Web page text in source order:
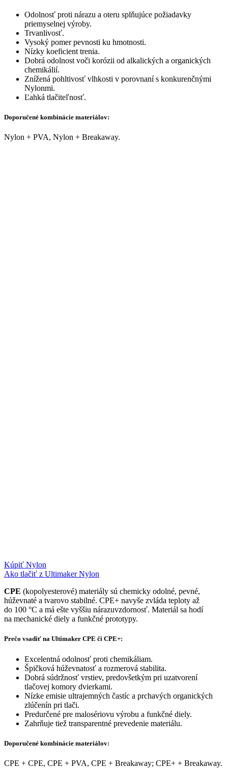
Odolnosť proti nárazu a oteru splňujúce požiadavky
priemyselnej výroby.
Trvanlivosť.
Vysoký pomer pevnosti ku hmotnosti.
Nízky koeficient trenia.
Dobrá odolnost voči korózii od alkalických a organických
chemikálií.
Znížená pohltivosť vlhkosti v porovnaní s konkurenčnými
Nylonmi.
Ľahká tlačiteľnosť.
Doporučené kombinácie materiálov:
Nylon + PVA, Nylon + Breakaway.
Kúpiť Nylon
Ako tlačiť z Ultimaker Nylon
CPE (kopolyesterové) materiály sú chemicky odolné, pevné,
húževnaté a tvarovo stabilné. CPE+ navyše zvláda teploty až
do 100 °C a má ešte vyššiu nárazuvzdornosť. Materiál sa hodí
na mechanické diely a funkčné prototypy.
Prečo vsadiť na Ultimaker CPE či CPE+:
Excelentná odolnosť proti chemikáliam.
Špičková húževnatosť a rozmerová stabilita.
Dobrá súdržnosť vrstiev, predovšetkým pri uzatvorení
tlačovej komory dvierkami.
Nízke emisie ultrajemných častíc a prchavých organických
zlúčenín pri tlači.
Predurčené pre malosériovu výrobu a funkčné diely.
Zahrňuje tiež transparentné prevedenie materiálu.
Doporučené kombinácie materiálov:
CPE + CPE, CPE + PVA, CPE + Breakaway; CPE+ + Breakaway.